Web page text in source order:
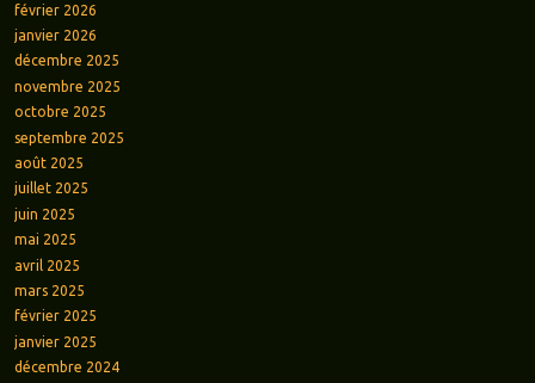
février 2026
janvier 2026
décembre 2025
novembre 2025
octobre 2025
septembre 2025
août 2025
juillet 2025
juin 2025
mai 2025
avril 2025
mars 2025
février 2025
janvier 2025
décembre 2024